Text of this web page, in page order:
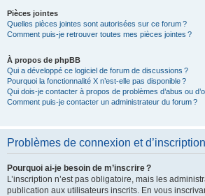
Pièces jointes
Quelles pièces jointes sont autorisées sur ce forum ?
Comment puis-je retrouver toutes mes pièces jointes ?
À propos de phpBB
Qui a développé ce logiciel de forum de discussions ?
Pourquoi la fonctionnalité X n’est-elle pas disponible ?
Qui dois-je contacter à propos de problèmes d’abus ou
Comment puis-je contacter un administrateur du forum ?
Problèmes de connexion et d’inscription
Pourquoi ai-je besoin de m’inscrire ?
L’inscription n’est pas obligatoire, mais les
publication aux utilisateurs inscrits. En vous